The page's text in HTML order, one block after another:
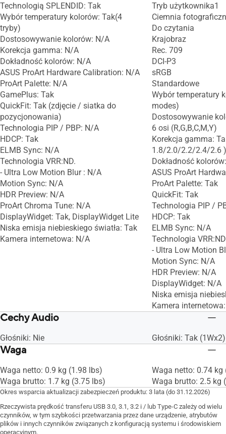
Technologią SPLENDID: Tak
Wybór temperatury kolorów: Tak(4
tryby)
Dostosowywanie kolorów: N/A
Korekcja gamma: N/A
Dokładność kolorów: N/A
ASUS ProArt Hardware Calibration: N/A
ProArt Palette: N/A
GamePlus: Tak
QuickFit: Tak (zdjęcie / siatka do
pozycjonowania)
Technologia PIP / PBP: N/A
HDCP: Tak
ELMB Sync: N/A
Technologia VRR:ND.
- Ultra Low Motion Blur : N/A
Motion Sync: N/A
HDR Preview: N/A
ProArt Chroma Tune: N/A
DisplayWidget: Tak, DisplayWidget Lite
Niska emisja niebieskiego światła: Tak
Kamera internetowa: N/A
Tryb użytkownika1
Ciemnia
Do czytania
Krajobraz
Rec. 709
DCI-P3
sRGB
Standardowe
Wybór temperatury
modes)
Dostosowywanie
6 osi (R,G,B,C,M,Y)
Korekcja gamma:
1.8/2.0/2.2/2.4/2.6 )
Dokładność
ASUS ProArt
ProArt Palette: Tak
QuickFit: Tak
Technologia PIP /
HDCP: Tak
ELMB Sync: N/A
Technologia
- Ultra Low Motion
Motion Sync: N/A
HDR Preview: N/A
DisplayWidget: N/A
Niska emisja
Kamera
Cechy Audio
Głośniki: Nie Głośniki: Tak (1Wx2)
Waga
Waga netto: 0.9 kg (1.98 lbs)
Waga brutto: 1.7 kg (3.75 lbs)
Waga netto: 0.74 kg
Waga brutto: 2.5 kg
Okres wsparcia aktualizacji zabezpieczeń produktu: 3 lata (do 31.12.2026)
Rzeczywista prędkość transferu USB 3.0, 3.1, 3.2 i / lub Type-C zależy od wielu
czynników, w tym szybkości przetwarzania przez dane urządzenie, atrybutów
plików i innych czynników związanych z konfiguracją systemu i środowiskiem
operacyjnym.